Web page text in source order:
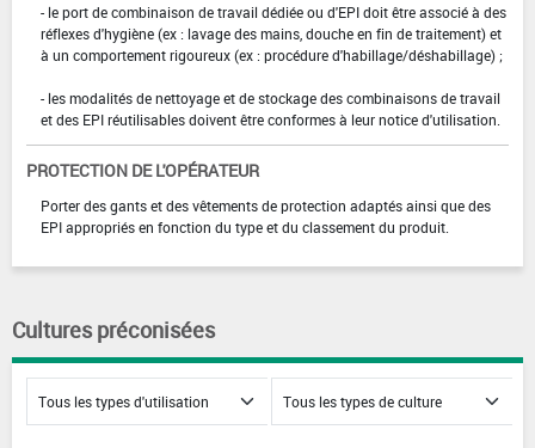
- le port de combinaison de travail dédiée ou d'EPI doit être associé à des
réflexes d'hygiène (ex : lavage des mains, douche en fin de traitement) et
à un comportement rigoureux (ex : procédure d'habillage/déshabillage) ;
- les modalités de nettoyage et de stockage des combinaisons de travail
et des EPI réutilisables doivent être conformes à leur notice d'utilisation.
PROTECTION DE L'OPÉRATEUR
Porter des gants et des vêtements de protection adaptés ainsi que des
EPI appropriés en fonction du type et du classement du produit.
Cultures préconisées